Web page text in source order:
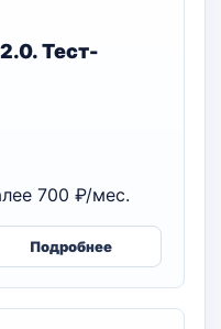
Тест-
700 ₽/мес.
Подробнее